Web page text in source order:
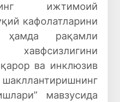
ижтимоий
кафолатларини
ҳамда рақамли
ва инклюзив
мавзусида